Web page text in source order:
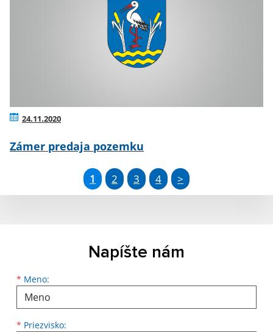
24.11.2020
Zámer predaja pozemku
1 2 3 4 >
Napíšte nám
* Meno:
Meno
* Priezvisko:
Priezvisko
E-mailová adresa